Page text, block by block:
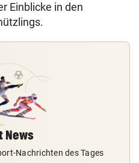
Einblicke in den
News
Nachrichten des Tages